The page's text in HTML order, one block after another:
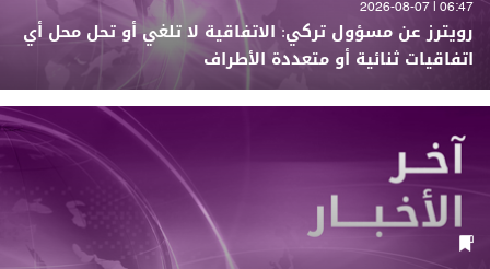
06:47 | 2026-08-07
رويترز عن مسؤول تركي: الاتفاقية لا تلغي أو تحل محل أي
اتفاقيات ثنائية أو متعددة الأطراف